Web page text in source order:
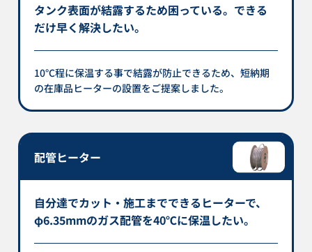
タンク表面が結露するため困っている。できる
だけ早く解決したい。
10℃程に保温する事で結露が防止できるため、短納期
の在庫品ヒーターの設置をご提案しました。
配管ヒーター
自分達でカット・施工までできるヒーターで、
φ6.35mmのガス配管を40℃に保温したい。